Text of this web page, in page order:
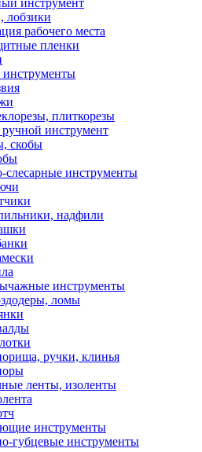
лобзики
рабочего места
пленки
плиткорезы
инструмент
скобы
слесарные инструменты
надфили
инструменты
ломы
ручки, клинья
ленты, изоленты
инструменты
губцевые инструменты